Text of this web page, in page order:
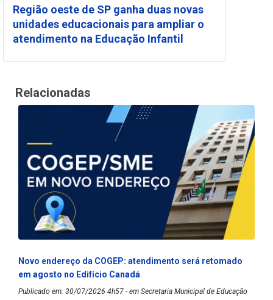
Região oeste de SP ganha duas novas
unidades educacionais para ampliar o
atendimento na Educação Infantil
Relacionadas
Novo endereço da COGEP: atendimento será retomado
em agosto no Edifício Canadá
Publicado em: 30/07/2026 4h57 - em Secretaria Municipal de Educação